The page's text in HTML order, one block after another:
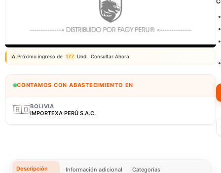
⚠️ Próximo ingreso de 177 Und. ¡Consultar Ahora!
CONTAMOS CON ABASTECIMIENTO EN
🇧🇴BOLIVIA
IMPORTEXA PERÚ S.A.C.
Descripción Información adicional Categorías